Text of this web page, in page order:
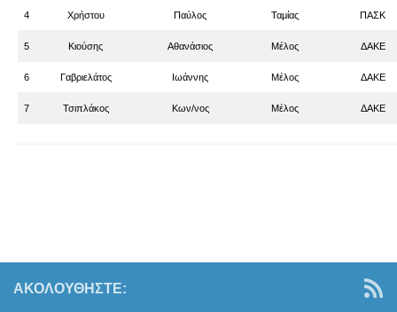
4 Χρήστου Παύλος Ταμίας ΠΑΣΚ
5 Κιούσης Αθανάσιος Μέλος ΔΑΚΕ
6 Γαβριελάτος Ιωάννης Μέλος ΔΑΚΕ
7 Τσιπλάκος Κων/νος Μέλος ΔΑΚΕ
ΑΚΟΛΟΥΘΉΣΤΕ: